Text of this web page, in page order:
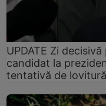
UPDATE Zi
candidat la
tentativă de